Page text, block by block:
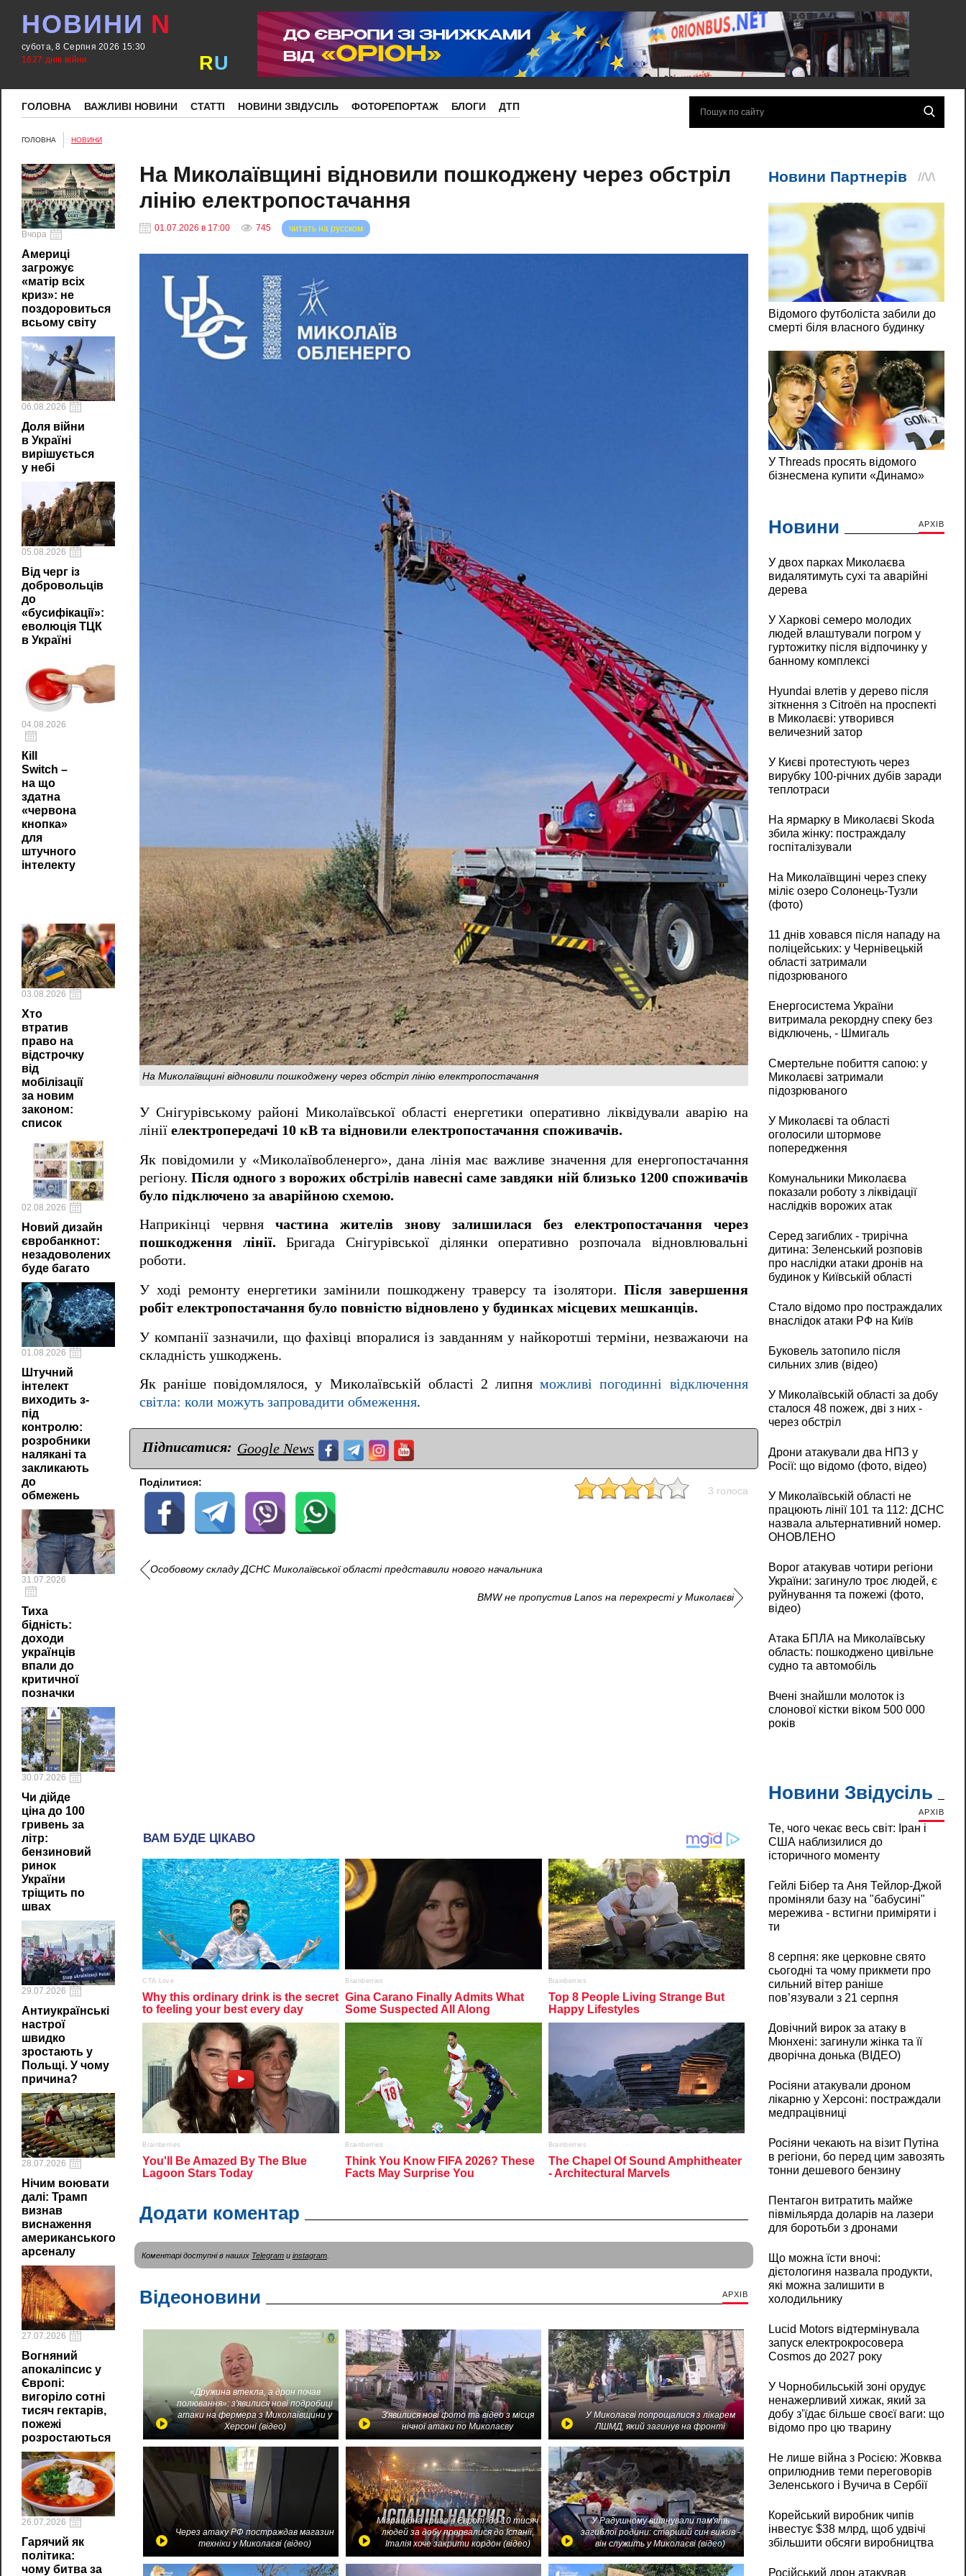
НОВИНИ N
субота, 8 Серпня 2026 15:30
1627 днів війни
RU
ГОЛОВНА ВАЖЛИВІ НОВИНИ СТАТТІ НОВИНИ ЗВІДУСІЛЬ ФОТОРЕПОРТАЖ БЛОГИ ДТП
ГОЛОВНА НОВИНИ
Вчора
Америці
загрожує
«матір всіх
криз»: не
поздоровиться
всьому світу
06.08.2026
Доля війни
в Україні
вирішується
у небі
05.08.2026
Від черг із
добровольців
до
«бусифікації»:
еволюція ТЦК
в Україні
04.08.2026
Кill
Switch –
на що
здатна
«червона
кнопка»
для
штучного
інтелекту
03.08.2026
Хто
втратив
право на
відстрочку
від
мобілізації
за новим
законом:
список
02.08.2026
Новий дизайн
євробанкнот:
незадоволених
буде багато
01.08.2026
Штучний
інтелект
виходить з-
під
контролю:
розробники
налякані та
закликають
до
обмежень
31.07.2026
Тиха
бідність:
доходи
українців
впали до
критичної
позначки
30.07.2026
Чи дійде
ціна до 100
гривень за
літр:
бензиновий
ринок
України
тріщить по
швах
29.07.2026
Антиукраїнські
настрої
швидко
зростають у
Польщі. У чому
причина?
28.07.2026
Нічим воювати
далі: Трамп
визнав
виснаження
американського
арсеналу
27.07.2026
Вогняний
апокаліпсис у
Європі:
вигоріло сотні
тисяч гектарів,
пожежі
розростаються
26.07.2026
Гарячий як
політика:
чому битва за
На Миколаївщині відновили пошкоджену через обстріл
лінію електропостачання
01.07.2026 в 17:00 745 читать на русском
На Миколаївщині відновили пошкоджену через обстріл лінію електропостачання
У Снігурівському районі Миколаївської області енергетики оперативно ліквідували аварію на
лінії електропередачі 10 кВ та відновили електропостачання споживачів.
Як повідомили у «Миколаївобленерго», дана лінія має важливе значення для енергопостачання
регіону.Після одного з ворожих обстрілів навесні саме завдяки ній близько 1200 споживачів
було підключено за аварійною схемою.
Наприкінці червня частина жителів знову залишилася без електропостачання через
пошкодження лінії. Бригада Снігурівської ділянки оперативно розпочала відновлювальні
роботи.
У ході ремонту енергетики замінили пошкоджену траверсу та ізолятори. Після завершення
робіт електропостачання було повністю відновлено у будинках місцевих мешканців.
У компанії зазначили, що фахівці впоралися із завданням у найкоротші терміни, незважаючи на
складність ушкоджень.
Як раніше повідомлялося, у Миколаївській області 2 липняможливі погодинні відключення
світла: коли можуть запровадити обмеження.
Підписатися: Google News
Поділитися:
3 голоса
Особовому складу ДСНС Миколаївської області представили нового начальника
BMW не пропустив Lanos на перехресті у Миколаєві
Додати коментар
Коментарі доступні в наших Telegram и instagram.
Відеоновини АРХІВ
«Дружина втекла, а дрон почав
полювання»: з'явилися нові подробиці
атаки на фермера з Миколаївщини у
Херсоні (відео)
З'явилися нові фото та відео з місця
нічної атаки по Миколаєву
У Миколаєві попрощалися з лікарем
ЛШМД, який загинув на фронті
Через атаку РФ постраждав магазин
техніки у Миколаєві (відео)
Міграційна криза в Європі: до 10 тисяч
людей за добу прорвалися до Іспанії,
Італія хоче закрити кордон (відео)
У Радушному вшанували пам'ять
загиблої родини: старший син вижив -
він служить у Миколаєві (відео)
Новини АРХІВ
У двох парках Миколаєва
видалятимуть сухі та аварійні
дерева
У Харкові семеро молодих
людей влаштували погром у
гуртожитку після відпочинку у
банному комплексі
Hyundai влетів у дерево після
зіткнення з Citroën на проспекті
в Миколаєві: утворився
величезний затор
У Києві протестують через
вирубку 100-річних дубів заради
теплотраси
На ярмарку в Миколаєві Skoda
збила жінку: постраждалу
госпіталізували
На Миколаївщині через спеку
міліє озеро Солонець-Тузли
(фото)
11 днів ховався після нападу на
поліцейських: у Чернівецькій
області затримали
підозрюваного
Енергосистема України
витримала рекордну спеку без
відключень, - Шмигаль
Смертельне побиття сапою: у
Миколаєві затримали
підозрюваного
У Миколаєві та області
оголосили штормове
попередження
Комунальники Миколаєва
показали роботу з ліквідації
наслідків ворожих атак
Серед загиблих - трирічна
дитина: Зеленський розповів
про наслідки атаки дронів на
будинок у Київській області
Стало відомо про постраждалих
внаслідок атаки РФ на Київ
Буковель затопило після
сильних злив (відео)
У Миколаївській області за добу
сталося 48 пожеж, дві з них -
через обстріл
Дрони атакували два НПЗ у
Росії: що відомо (фото, відео)
У Миколаївській області не
працюють лінії 101 та 112: ДСНС
назвала альтернативний номер.
ОНОВЛЕНО
Ворог атакував чотири регіони
України: загинуло троє людей, є
руйнування та пожежі (фото,
відео)
Атака БПЛА на Миколаївську
область: пошкоджено цивільне
судно та автомобіль
Вчені знайшли молоток із
слонової кістки віком 500 000
років
Новини Звідусіль
АРХІВ
Те, чого чекає весь світ: Іран і
США наблизилися до
історичного моменту
Гейлі Бібер та Аня Тейлор-Джой
проміняли базу на "бабусині"
мережива - встигни приміряти і
ти
8 серпня: яке церковне свято
сьогодні та чому прикмети про
сильний вітер раніше
пов’язували з 21 серпня
Довічний вирок за атаку в
Мюнхені: загинули жінка та її
дворічна донька (ВІДЕО)
Росіяни атакували дроном
лікарню у Херсоні: постраждали
медпрацівниці
Росіяни чекають на візит Путіна
в регіони, бо перед цим завозять
тонни дешевого бензину
Пентагон витратить майже
півмільярда доларів на лазери
для боротьби з дронами
Що можна їсти вночі:
дієтологиня назвала продукти,
які можна залишити в
холодильнику
Lucid Motors відтермінувала
запуск електрокросовера
Cosmos до 2027 року
У Чорнобильській зоні орудує
ненажерливий хижак, який за
добу з’їдає більше своєї ваги: що
відомо про цю тварину
Не лише війна з Росією: Жовква
оприлюднив теми переговорів
Зеленського і Вучича в Сербії
Корейський виробник чипів
інвестує $38 млрд, щоб удвічі
збільшити обсяги виробництва
Російський дрон атакував